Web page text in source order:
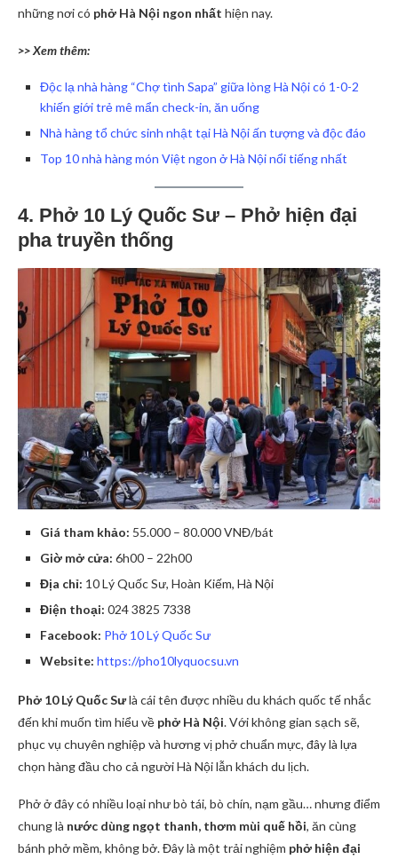
những nơi có phở Hà Nội ngon nhất hiện nay.
>> Xem thêm:
Độc lạ nhà hàng “Chợ tình Sapa” giữa lòng Hà Nội có 1-0-2
khiến giới trẻ mê mẩn check-in, ăn uống
Nhà hàng tổ chức sinh nhật tại Hà Nội ấn tượng và độc đáo
Top 10 nhà hàng món Việt ngon ở Hà Nội nổi tiếng nhất
4. Phở 10 Lý Quốc Sư – Phở hiện đại
pha truyền thống
Giá tham khảo: 55.000 – 80.000 VNĐ/bát
Giờ mở cửa: 6h00 – 22h00
Địa chỉ: 10 Lý Quốc Sư, Hoàn Kiếm, Hà Nội
Điện thoại: 024 3825 7338
Facebook: Phở 10 Lý Quốc Sư
Website: https://pho10lyquocsu.vn
Phở 10 Lý Quốc Sưlà cái tên được nhiều du khách quốc tế nhắc
đến khi muốn tìm hiểu về phở Hà Nội. Với không gian sạch sẽ,
phục vụ chuyên nghiệp và hương vị phở chuẩn mực, đây là lựa
chọn hàng đầu cho cả người Hà Nội lẫn khách du lịch.
Phở ở đây có nhiều loại như bò tái, bò chín, nạm gầu… nhưng điểm
chung là nước dùng ngọt thanh, thơm mùi quế hồi, ăn cùng
bánh phở mềm, không bở. Đây là một trải nghiệm phở hiện đại